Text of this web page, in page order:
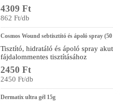
4309 Ft
862 Ft/db
Cosmos Wound sebtisztító és ápoló spray
Tisztító, hidratáló és ápoló spray
fájdalommentes tisztításához
2450 Ft
2450 Ft/db
Dermatix ultra gél 15g